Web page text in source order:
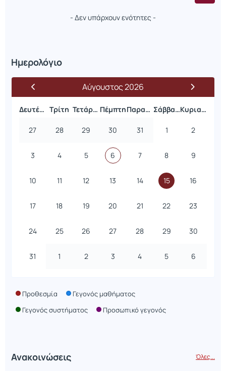
- Δεν υπάρχουν ενότητες -
Ημερολόγιο
Αύγουστος 2026
Δευτέρα Τρίτη Τετάρτη Πέμπτη Παρασκευή Σάββατο Κυριακή
27 28 29 30 31 1 2
3 4 5 6 7 8 9
10 11 12 13 14 15 16
17 18 19 20 21 22 23
24 25 26 27 28 29 30
31 1 2 3 4 5 6
Προθεσμία
Γεγονός μαθήματος
Γεγονός συστήματος
Προσωπικό γεγονός
Ανακοινώσεις Όλες...